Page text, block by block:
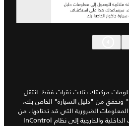
مركبتك بثلاث نقرات فقط. انتقل
وتحقق من "دليل السيارة" الخاص بك،
الضرورية التي قد تحتاجها، من
تكييف السيارة إلى المعلومات الداخلية والخارجية إلى نظام InControl